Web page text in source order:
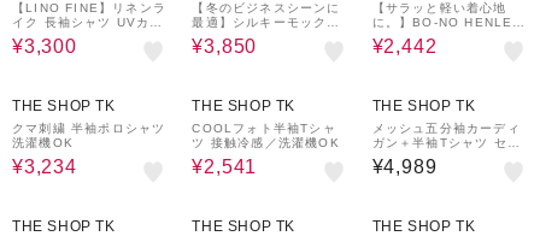
【LINO FINE】リネンラ
イク 長袖シャツ UVカッ
ト/イージーケア/吸水速
乾/洗濯機OK
¥3,300
【冬のビジネスシーンに
最適】シルキーモックネ
ックニット 洗濯機OK
¥3,850
【サラッと軽い着心地
に。】BO-NO HENLEY
TEE/ボーノヘンリーネッ
ク Tシャツ 吸水速乾/洗
¥2,442
THE SHOP TK
クマ刺繍 半袖ポロシャツ
洗濯機OK
¥3,234
THE SHOP TK
COOLフォト半袖Tシャ
ツ 接触冷感／洗濯機OK
¥2,541
THE SHOP TK
メッシュ五分袖カーディ
ガン＋半袖Tシャツ セッ
トアイテム 洗濯機OK
¥4,989
THE SHOP TK THE SHOP TK THE SHOP TK